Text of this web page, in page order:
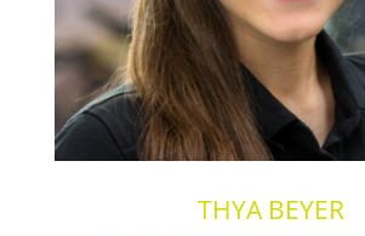
THYA BEYER